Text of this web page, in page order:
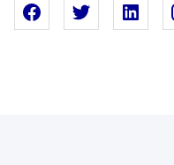
Partager surPartager